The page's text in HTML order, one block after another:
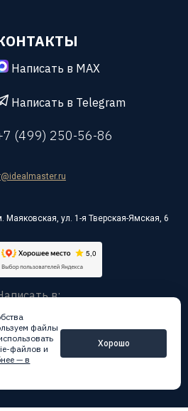
Написать в MAX
Написать в Telegram
(499) 250-56-86
Маяковская, ул. 1-я Тверская-Ямская, 6
в:
файлы
файлов и
— в
Хорошо